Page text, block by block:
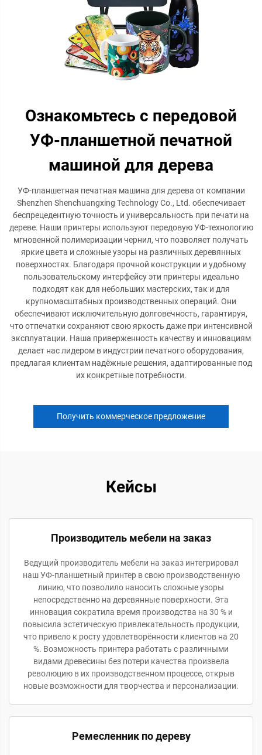
Ознакомьтесь с передовой
УФ-планшетной печатной
машиной для дерева
УФ-планшетная печатная машина для дерева от компании
Shenzhen Shenchuangxing Technology Co., Ltd. обеспечивает
беспрецедентную точность и универсальность при печати на
дереве. Наши принтеры используют передовую УФ-технологию
мгновенной полимеризации чернил, что позволяет получать
яркие цвета и сложные узоры на различных деревянных
поверхностях. Благодаря прочной конструкции и удобному
пользовательскому интерфейсу эти принтеры идеально
подходят как для небольших мастерских, так и для
крупномасштабных производственных операций. Они
обеспечивают исключительную долговечность, гарантируя,
что отпечатки сохраняют свою яркость даже при интенсивной
эксплуатации. Наша приверженность качеству и инновациям
делает нас лидером в индустрии печатного оборудования,
предлагая клиентам надёжные решения, адаптированные под
их конкретные потребности.
Получить коммерческое предложение
Кейсы
Производитель мебели на заказ
Ведущий производитель мебели на заказ интегрировал
наш УФ-планшетный принтер в свою производственную
линию, что позволило наносить сложные узоры
непосредственно на деревянные поверхности. Эта
инновация сократила время производства на 30 % и
повысила эстетическую привлекательность продукции,
что привело к росту удовлетворённости клиентов на 20
%. Возможность принтера работать с различными
видами древесины без потери качества произвела
революцию в их производственном процессе, открыв
новые возможности для творчества и персонализации.
Ремесленник по дереву